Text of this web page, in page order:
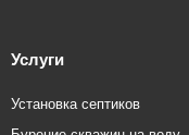
Услуги
Установка септиков